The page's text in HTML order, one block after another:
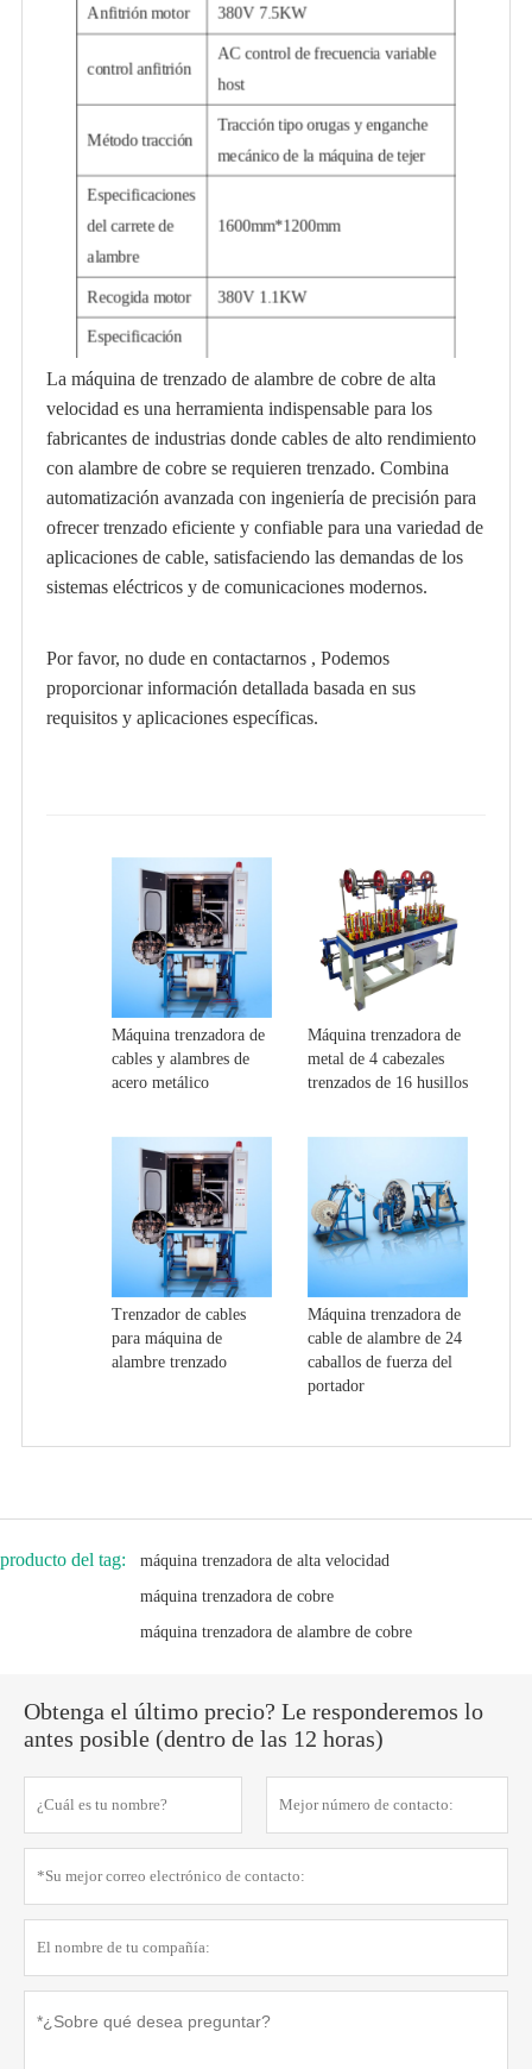
Anfitrión motor 380V 7.5KW
control anfitrión
AC control de frecuencia variable
host
Método tracción
Tracción tipo orugas y enganche
mecánico de la máquina de tejer
Especificaciones
del carrete de
alambre
1600mm*1200mm
Recogida motor 380V 1.1KW
Especificación
de rodillo de
hilo paralelo
Recogida motor 380V 1.1KW
La máquina de trenzado de alambre de cobre de alta
velocidad es una herramienta indispensable para los
fabricantes de industrias donde cables de alto rendimiento
con alambre de cobre se requieren trenzado. Combina
automatización avanzada con ingeniería de precisión para
ofrecer trenzado eficiente y confiable para una variedad de
aplicaciones de cable, satisfaciendo las demandas de los
sistemas eléctricos y de comunicaciones modernos.
Por favor, no dude en contactarnos , Podemos
proporcionar información detallada basada en sus
requisitos y aplicaciones específicas.
Máquina trenzadora de
cables y alambres de
acero metálico
Máquina trenzadora de
metal de 4 cabezales
trenzados de 16 husillos
Trenzador de cables
para máquina de
alambre trenzado
Máquina trenzadora de
cable de alambre de 24
caballos de fuerza del
portador
producto del tag:
máquina trenzadora de alta velocidad
máquina trenzadora de cobre
máquina trenzadora de alambre de cobre
Obtenga el último precio? Le responderemos lo
antes posible (dentro de las 12 horas)